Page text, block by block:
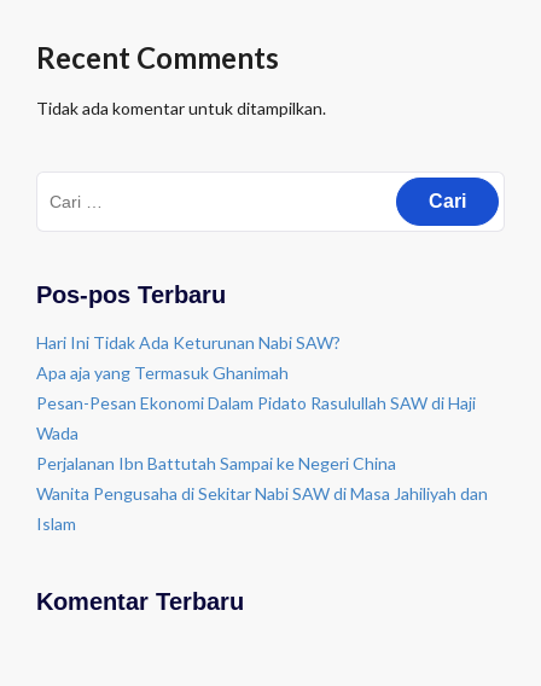
Recent Comments
Tidak ada komentar untuk ditampilkan.
Pos-pos Terbaru
Hari Ini Tidak Ada Keturunan Nabi SAW?
Apa aja yang Termasuk Ghanimah
Pesan-Pesan Ekonomi Dalam Pidato Rasulullah SAW di Haji
Wada
Perjalanan Ibn Battutah Sampai ke Negeri China
Wanita Pengusaha di Sekitar Nabi SAW di Masa Jahiliyah dan
Islam
Komentar Terbaru